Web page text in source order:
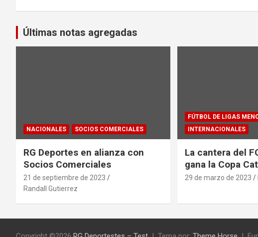
entradas
Últimas notas agregadas
NACIONALES SOCIOS COMERCIALES
RG Deportes en alianza con
Socios Comerciales
21 de septiembre de 2023
Randall Gutierrez
FÚTBOL DE LIGAS
INTERNACIONALES
La cantera del
gana la Copa
29 de marzo de 2023